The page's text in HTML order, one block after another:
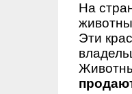
На
Эти